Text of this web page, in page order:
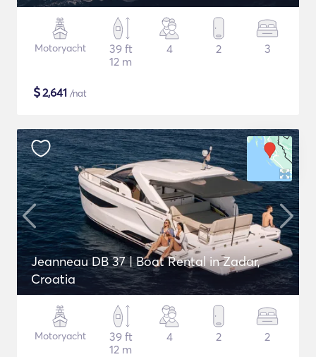
Motoryacht
39 ft
12 m
4 2 3
$2,641 /nat
Jeanneau DB 37 | Boat Rental in Zadar,
Croatia
Motoryacht
39 ft
12 m
4 2 2